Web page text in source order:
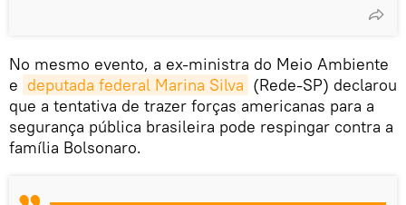
No mesmo evento, a ex-ministra do Meio Ambiente
e deputada federal Marina Silva (Rede-SP) declarou
que a tentativa de trazer forças americanas para a
segurança pública brasileira pode respingar contra a
família Bolsonaro.